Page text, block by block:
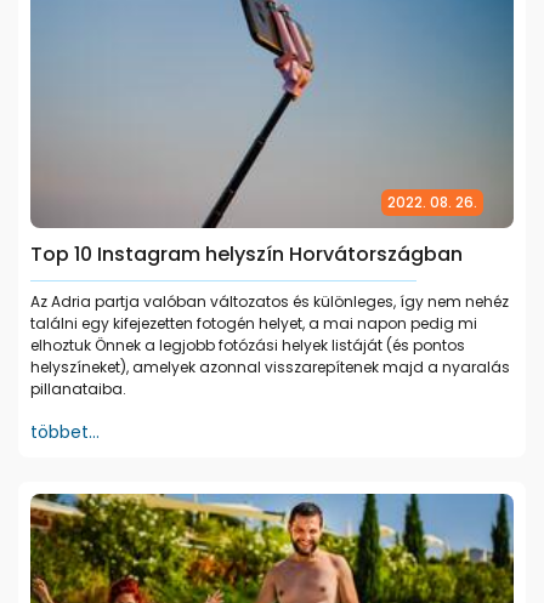
2022. 08. 26.
Top 10 Instagram helyszín Horvátországban
Az Adria partja valóban változatos és különleges, így nem nehéz
találni egy kifejezetten fotogén helyet, a mai napon pedig mi
elhoztuk Önnek a legjobb fotózási helyek listáját (és pontos
helyszíneket), amelyek azonnal visszarepítenek majd a nyaralás
pillanataiba.
többet...